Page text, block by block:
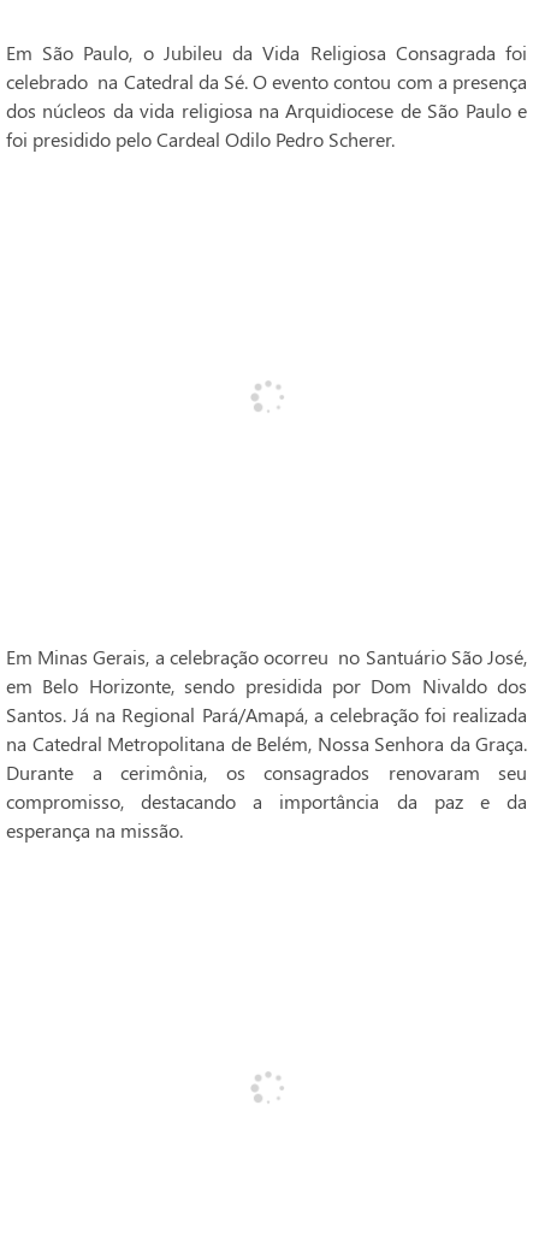
Em São Paulo, o Jubileu da Vida Religiosa Consagrada foi
celebrado na Catedral da Sé. O evento contou com a presença
dos núcleos da vida religiosa na Arquidiocese de São Paulo e
foi presidido pelo Cardeal Odilo Pedro Scherer.
Em Minas Gerais, a celebração ocorreu no Santuário São José,
em Belo Horizonte, sendo presidida por Dom Nivaldo dos
Santos. Já na Regional Pará/Amapá, a celebração foi realizada
na Catedral Metropolitana de Belém, Nossa Senhora da Graça.
Durante a cerimônia, os consagrados renovaram seu
compromisso, destacando a importância da paz e da
esperança na missão.